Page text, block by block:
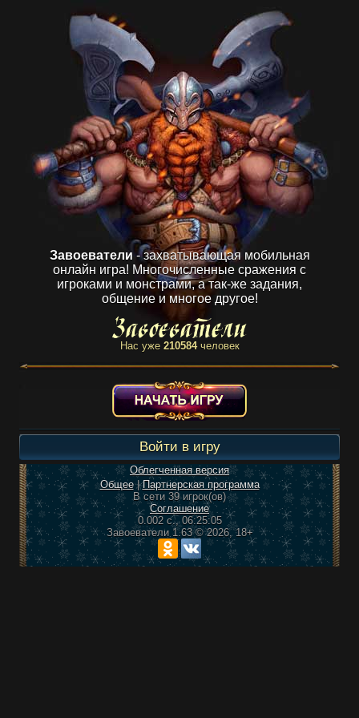
Завоеватели- захватывающая мобильная
онлайн игра! Многочисленные сражения с
игроками и монстрами, а так-же задания,
общение и многое другое!
Нас уже 210584человек
Войти в игру
Облегченная версия
Общее|Партнерская программа
В сети 39 игрок(ов)
Соглашение
0.002 с.,06:25:05
Завоеватели 1.63 © 2026, 18+